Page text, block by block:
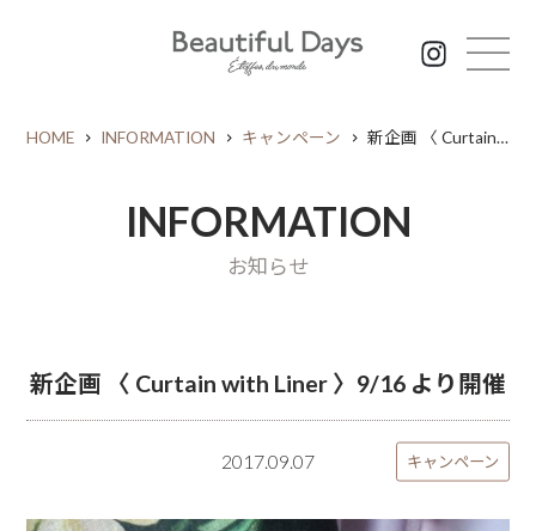
HOME INFORMATION キャンペーン 新企画 〈 Curtain with Liner 〉9/16 より開催
INFORMATION
お知らせ
新企画 〈 Curtain with Liner 〉9/16 より開催
2017.09.07 キャンペーン